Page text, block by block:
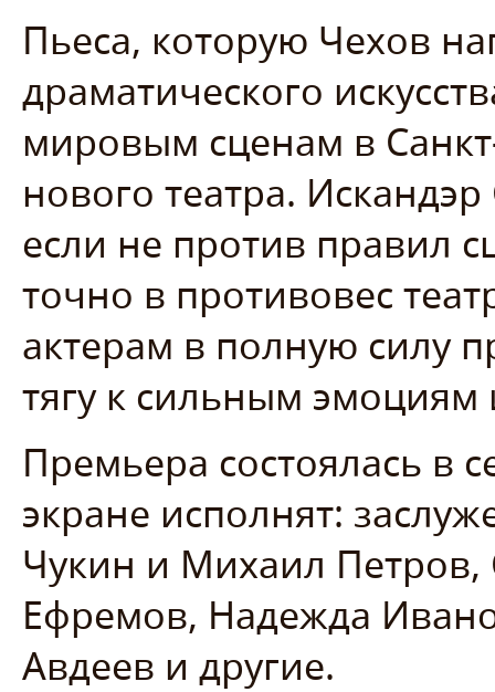
Пьеса, которую Чехов
драматического
мировым сценам в
нового театра.
если не против правил
точно в противовес
актерам в полную силу
тягу к сильным эмоциям
Премьера состоялась в
экране исполнят:
Чукин и Михаил
Ефремов, Надежда
Авдеев и другие.